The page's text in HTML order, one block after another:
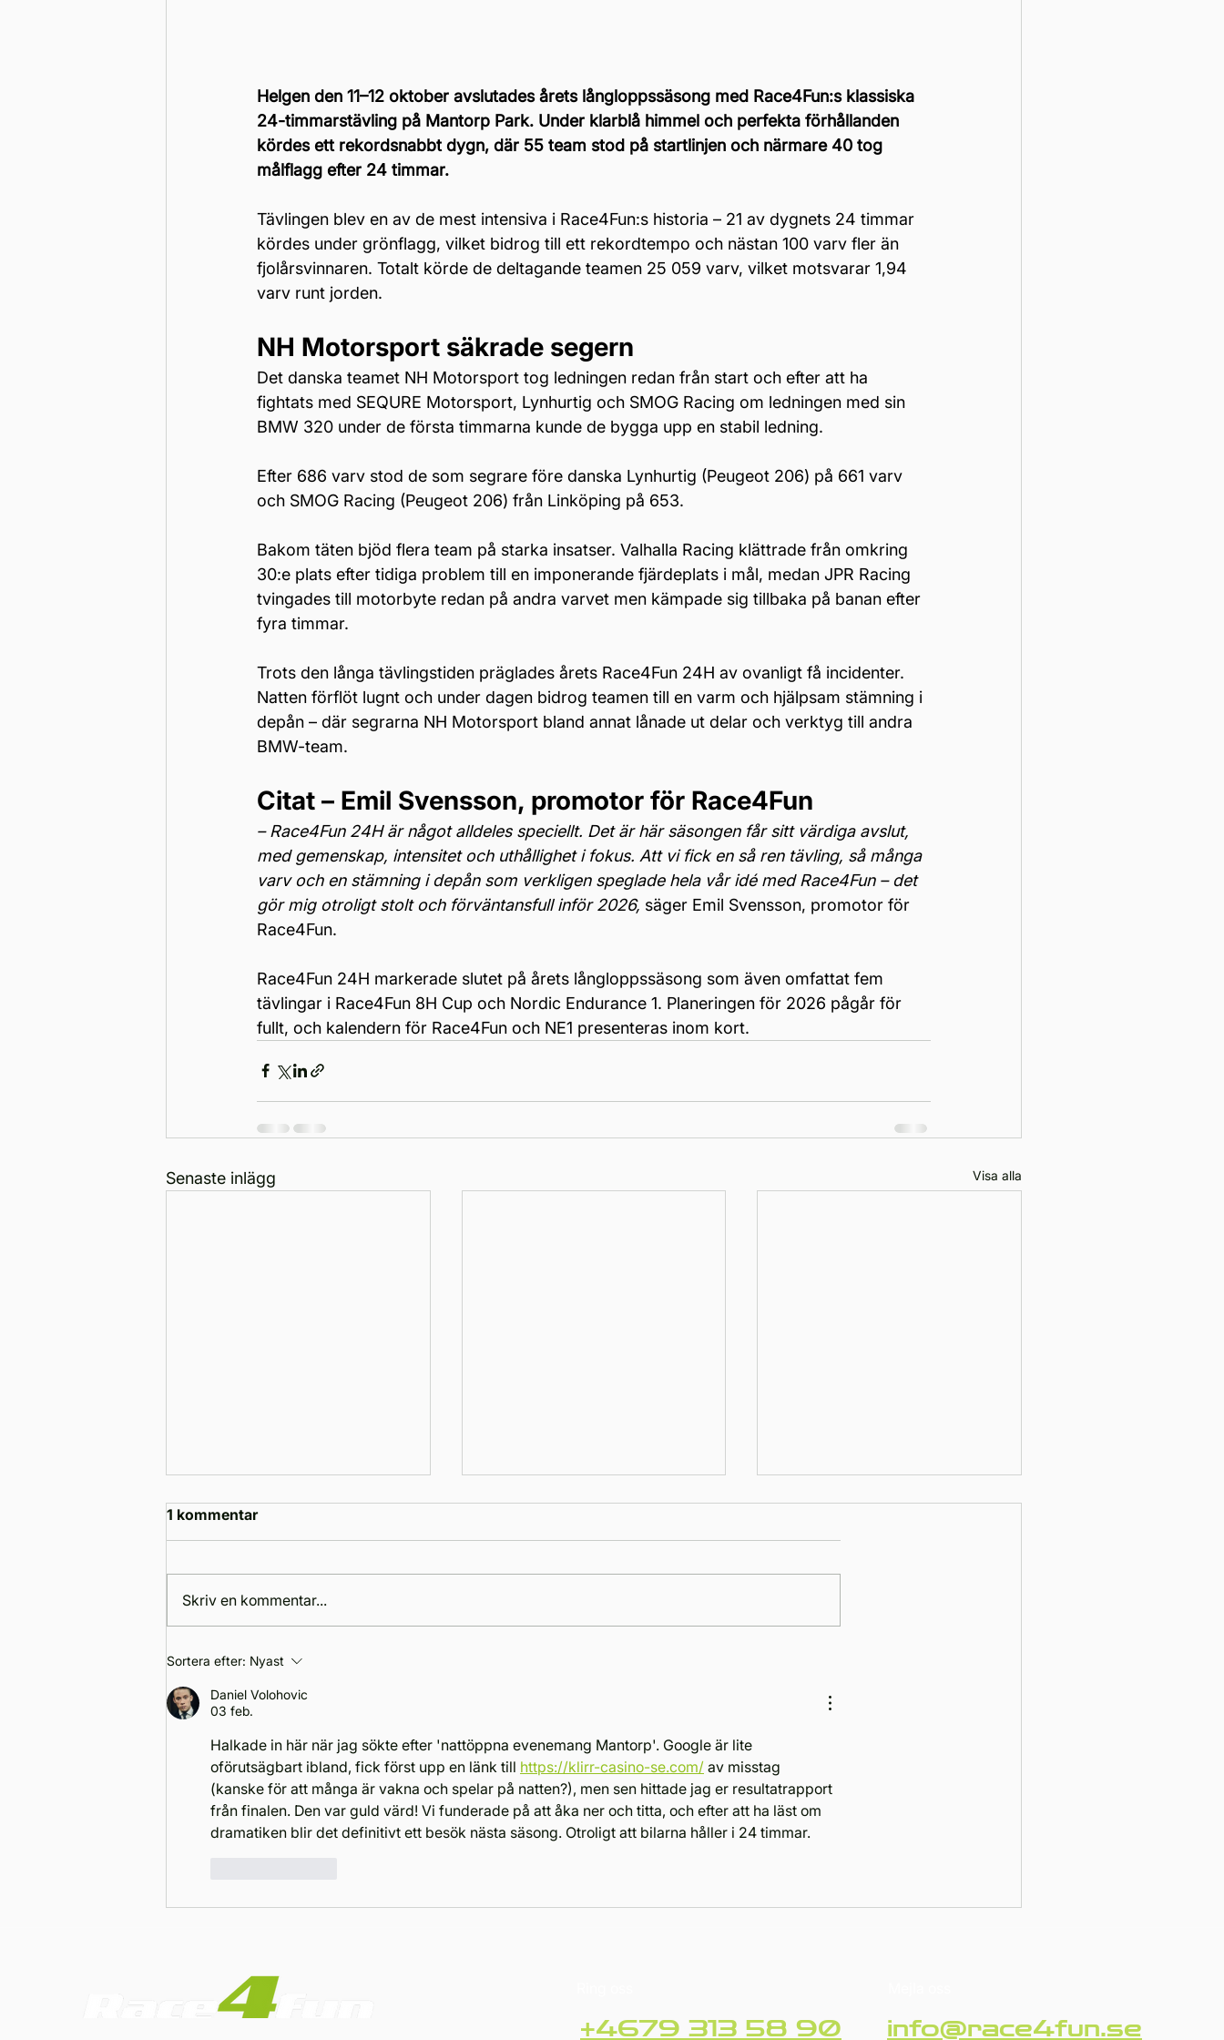
Helgen den 11–12 oktober avslutades årets långloppssäsong med Race4Fun:s klassiska
24-timmarstävling på Mantorp Park. Under klarblå himmel och perfekta förhållanden
kördes ett rekordsnabbt dygn, där 55 team stod på startlinjen och närmare 40 tog
målflagg efter 24 timmar.
Tävlingen blev en av de mest intensiva i Race4Fun:s historia – 21 av dygnets 24 timmar
kördes under grönflagg, vilket bidrog till ett rekordtempo och nästan 100 varv fler än
fjolårsvinnaren. Totalt körde de deltagande teamen 25 059 varv, vilket motsvarar 1,94
varv runt jorden.
NH Motorsport säkrade segern
Det danska teamet NH Motorsport tog ledningen redan från start och efter att ha
fightats med SEQURE Motorsport, Lynhurtig och SMOG Racing om ledningen med sin
BMW 320 under de första timmarna kunde de bygga upp en stabil ledning.
Efter 686 varv stod de som segrare före danska Lynhurtig (Peugeot 206) på 661 varv
och SMOG Racing (Peugeot 206) från Linköping på 653.
Bakom täten bjöd flera team på starka insatser. Valhalla Racing klättrade från omkring
30:e plats efter tidiga problem till en imponerande fjärdeplats i mål, medan JPR Racing
tvingades till motorbyte redan på andra varvet men kämpade sig tillbaka på banan efter
fyra timmar.
Trots den långa tävlingstiden präglades årets Race4Fun 24H av ovanligt få incidenter.
Natten förflöt lugnt och under dagen bidrog teamen till en varm och hjälpsam stämning i
depån – där segrarna NH Motorsport bland annat lånade ut delar och verktyg till andra
BMW-team.
Citat – Emil Svensson, promotor för Race4Fun
– Race4Fun 24H är något alldeles speciellt. Det är här säsongen får sitt värdiga avslut,
med gemenskap, intensitet och uthållighet i fokus. Att vi fick en så ren tävling, så många
varv och en stämning i depån som verkligen speglade hela vår idé med Race4Fun – det
gör mig otroligt stolt och förväntansfull inför 2026, säger Emil Svensson, promotor för
Race4Fun.
Race4Fun 24H markerade slutet på årets långloppssäsong som även omfattat fem
tävlingar i Race4Fun 8H Cup och Nordic Endurance 1. Planeringen för 2026 pågår för
fullt, och kalendern för Race4Fun och NE1 presenteras inom kort.
Senaste inlägg Visa alla
Dramatik i alla klasser när
Nordic Endurance 1 nådde
halvtid på Falkenbergs
Motorbana
timmarsrace på Sturup
Raceway
1 kommentar
Skriv en kommentar...
Sortera efter: Nyast
Daniel Volohovic
03 feb.
Halkade in här när jag sökte efter 'nattöppna evenemang Mantorp'. Google är lite
oförutsägbart ibland, fick först upp en länk till https://klirr-casino-se.com/ av misstag
(kanske för att många är vakna och spelar på natten?), men sen hittade jag er resultatrapport
från finalen. Den var guld värd! Vi funderade på att åka ner och titta, och efter att ha läst om
dramatiken blir det definitivt ett besök nästa säsong. Otroligt att bilarna håller i 24 timmar.
+4679 313 58 90 info@race4fun.se